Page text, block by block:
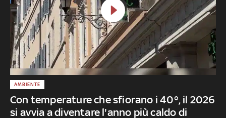
Con temperature che sfiorano i 40°, il 2026
si avvia a diventare l'anno più caldo di
AMBIENTE